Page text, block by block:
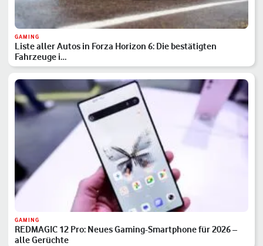
GAMING
Liste aller Autos in Forza Horizon 6: Die bestätigten
Fahrzeuge i…
GAMING
REDMAGIC 12 Pro: Neues Gaming-Smartphone für 2026 –
alle Gerüchte